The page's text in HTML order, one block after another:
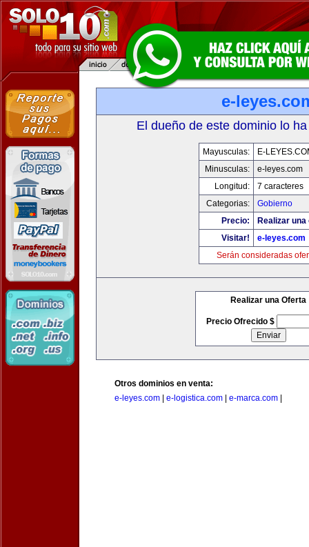
e-
El dueño de este dominio lo
Mayusculas:
E-
Minusculas:
e-leyes.com
Longitud:
7 caracteres
Categorias:
Gobierno
Precio:
Realizar
Visitar!
e-leyes.com
Serán consideradas
Realizar una Oferta
Precio Ofrecido $
Otros dominios en venta:
e-leyes.com
e-logistica.com e-marca.com